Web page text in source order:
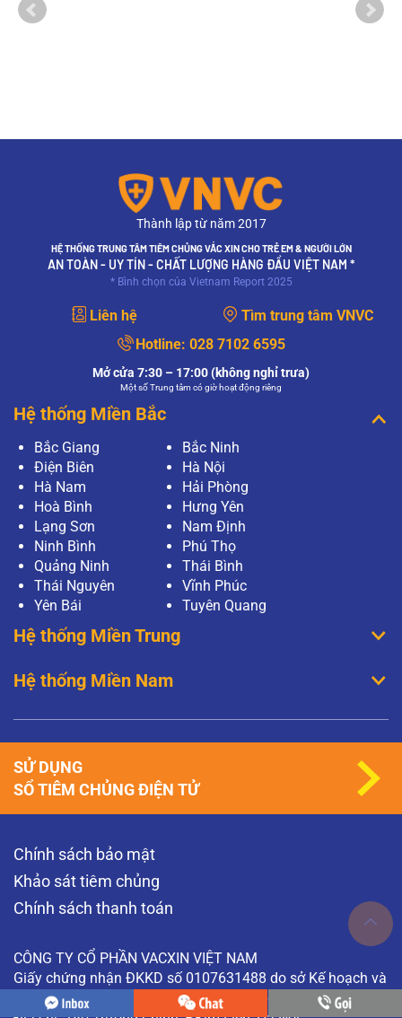
Thành lập từ năm 2017
HỆ THỐNG TRUNG TÂM TIÊM CHỦNG VẮC XIN CHO TRẺ EM & NGƯỜI LỚN
AN TOÀN - UY TÍN - CHẤT LƯỢNG HÀNG ĐẦU VIỆT NAM *
* Bình chọn của Vietnam Report 2025
Liên hệ
Tìm trung tâm VNVC
Hotline: 028 7102 6595
Mở cửa 7:30 – 17:00 (không nghỉ trưa)
Một số Trung tâm có giờ hoạt động riêng
Hệ thống Miền Bắc
Bắc Giang
Bắc Ninh
Điện Biên
Hà Nội
Hà Nam
Hải Phòng
Hoà Bình
Hưng Yên
Lạng Sơn
Nam Định
Ninh Bình
Phú Thọ
Quảng Ninh
Thái Bình
Thái Nguyên
Vĩnh Phúc
Yên Bái
Tuyên Quang
Hệ thống Miền Trung
Hệ thống Miền Nam
Chính sách bảo mật
Khảo sát tiêm chủng
Chính sách thanh toán
CÔNG TY CỔ PHẦN VACXIN VIỆT NAM
Giấy chứng nhận ĐKKD số 0107631488 do sở Kế hoạch và
Đầu tư TP. Hà Nội cấp ngày 11/11/2016
SỬ DỤNG
SỔ TIÊM CHỦNG ĐIỆN TỬ